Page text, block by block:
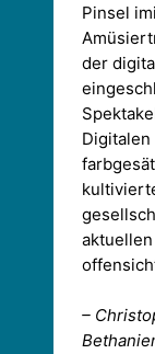
Pinsel
der
–